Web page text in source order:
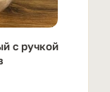
с ручкой